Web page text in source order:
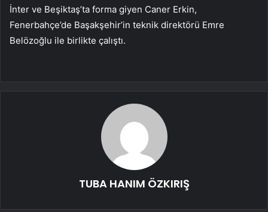
İnter ve Beşiktaş’ta forma giyen Caner Erkin,
Fenerbahçe’de Başakşehir’in teknik direktörü Emre
Belözoğlu ile birlikte çalıştı.
TUBA HANIM ÖZKIRIŞ